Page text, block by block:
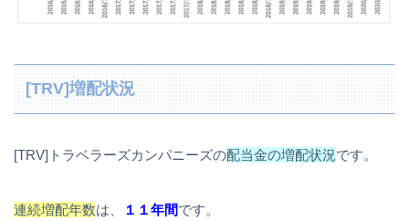
[TRV]増配状況
[TRV]トラベラーズカンパニーズの配当金の増配状況です。
連続増配年数は、 １１年間です。